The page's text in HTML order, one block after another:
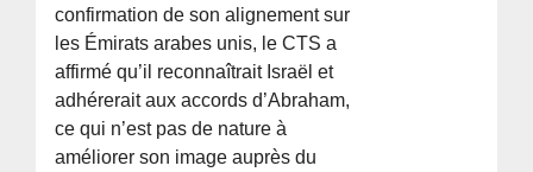
confirmation de son alignement sur
les Émirats arabes unis, le CTS a
affirmé qu’il reconnaîtrait Israël et
adhérerait aux accords d’Abraham,
ce qui n’est pas de nature à
améliorer son image auprès du